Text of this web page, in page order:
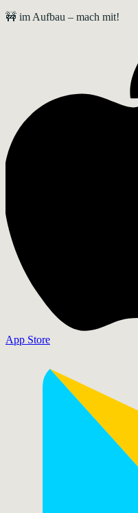
🚧 im Aufbau – mach mit!
App Store